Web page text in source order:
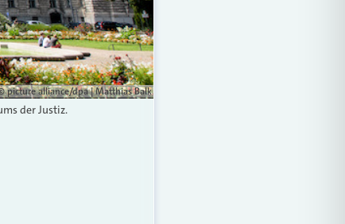
picture alliance/dpa | Matthias Balk
der Justiz.